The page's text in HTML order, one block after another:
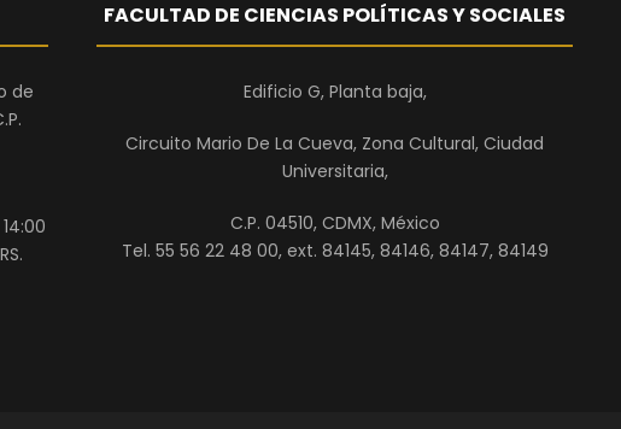
de
14:00
FACULTAD DE CIENCIAS POLÍTICAS Y SOCIALES
Edificio G, Planta baja,
Circuito Mario De La Cueva, Zona Cultural, Ciudad
Universitaria,
C.P. 04510, CDMX, México
Tel. 55 56 22 48 00, ext. 84145, 84146, 84147, 84149